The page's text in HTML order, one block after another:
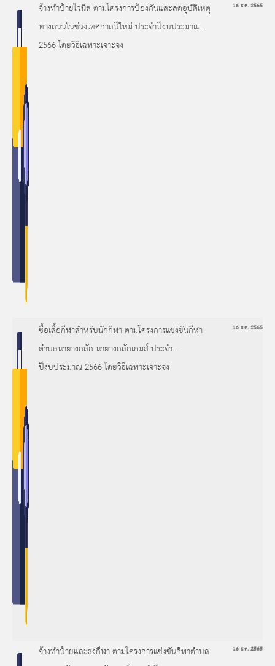
จ้างทำป้ายไวนิล ตามโครงการป้องกันและลดอุบัติเหตุ
ทางถนนในช่วงเทศกาลปีใหม่ ประจำปีงบประมาณ
2566 โดยวิธีเฉพาะเจาะจง
16 ธ.ค. 2565
ซื้อเสื้อกีฬาสำหรับนักกีฬา ตามโครงการแข่งขันกีฬา
ตำบลนายางกลัก นายางกลักเกมส์ ประจำ
ปีงบประมาณ 2566 โดยวิธีเฉพาะเจาะจง
16 ธ.ค. 2565
จ้างทำป้ายและธงกีฬา ตามโครงการแข่งขันกีฬาตำบล
16 ธ.ค. 2565